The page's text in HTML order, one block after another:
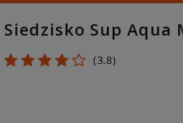
Siedzisko Sup Aqua
3.8